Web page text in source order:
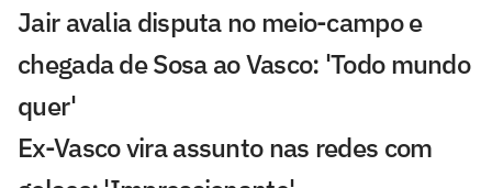
Jair avalia disputa no meio-campo e
chegada de Sosa ao Vasco: 'Todo mundo
quer'
Ex-Vasco vira assunto nas redes com